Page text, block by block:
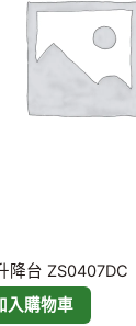
降台 ZS0407DC
入購物車